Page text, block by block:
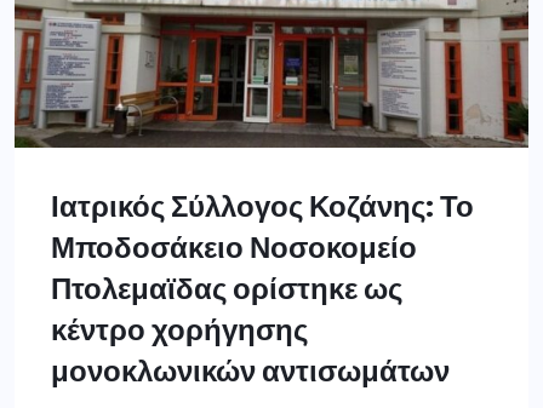
Ιατρικός Σύλλογος Κοζάνης: Το
Μποδοσάκειο Νοσοκομείο
Πτολεμαϊδας ορίστηκε ως
κέντρο χορήγησης
μονοκλωνικών αντισωμάτων